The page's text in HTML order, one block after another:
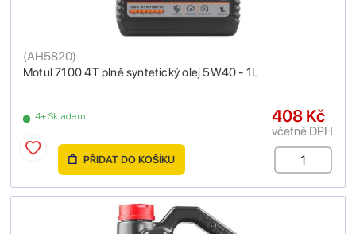
Motul 7100 4T plně syntetický olej 5W40 - 1L
(AH5820)
4+ Skladem 408 Kč
včetně DPH
PŘIDAT DO KOŠÍKU